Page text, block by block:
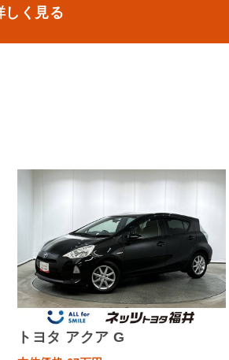
しく見る
トヨタ アクア G